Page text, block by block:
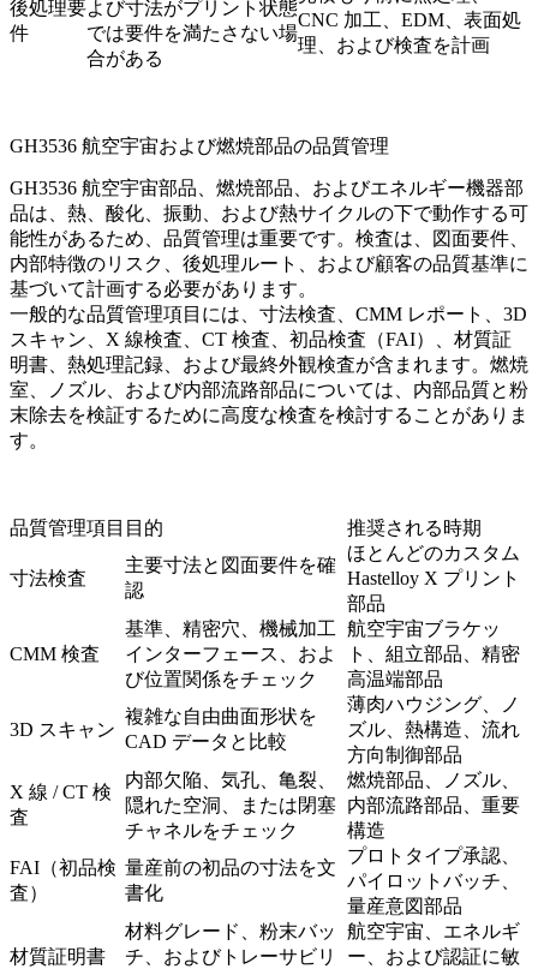
後処理要
件
よび寸法がプリント状態
では要件を満たさない場
合がある
CNC 加工、EDM、表面処
理、および検査を計画
GH3536 航空宇宙および燃焼部品の品質管理
GH3536 航空宇宙部品、燃焼部品、およびエネルギー機器部
品は、熱、酸化、振動、および熱サイクルの下で動作する可
能性があるため、品質管理は重要です。検査は、図面要件、
内部特徴のリスク、後処理ルート、および顧客の品質基準に
基づいて計画する必要があります。
一般的な品質管理項目には、寸法検査、CMM レポート、3D
スキャン、X 線検査、CT 検査、初品検査（FAI）、材質証
明書、熱処理記録、および最終外観検査が含まれます。燃焼
室、ノズル、および内部流路部品については、内部品質と粉
末除去を検証するために高度な検査を検討することがありま
す。
品質管理項目 目的 推奨される時期
寸法検査
主要寸法と図面要件を確
認
ほとんどのカスタム
Hastelloy X プリント
部品
CMM 検査
基準、精密穴、機械加工
インターフェース、およ
び位置関係をチェック
航空宇宙ブラケッ
ト、組立部品、精密
高温端部品
3D スキャン
複雑な自由曲面形状を
CAD データと比較
薄肉ハウジング、ノ
ズル、熱構造、流れ
方向制御部品
X 線 / CT 検
査
内部欠陥、気孔、亀裂、
隠れた空洞、または閉塞
チャネルをチェック
燃焼部品、ノズル、
内部流路部品、重要
構造
FAI（初品検
査）
量産前の初品の寸法を文
書化
プロトタイプ承認、
パイロットバッチ、
量産意図部品
材質証明書
材料グレード、粉末バッ
チ、およびトレーサビリ
航空宇宙、エネルギ
ー、および認証に敏